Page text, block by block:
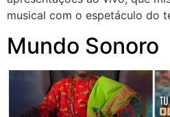
musical com o espetáculo do
Mundo Sonoro